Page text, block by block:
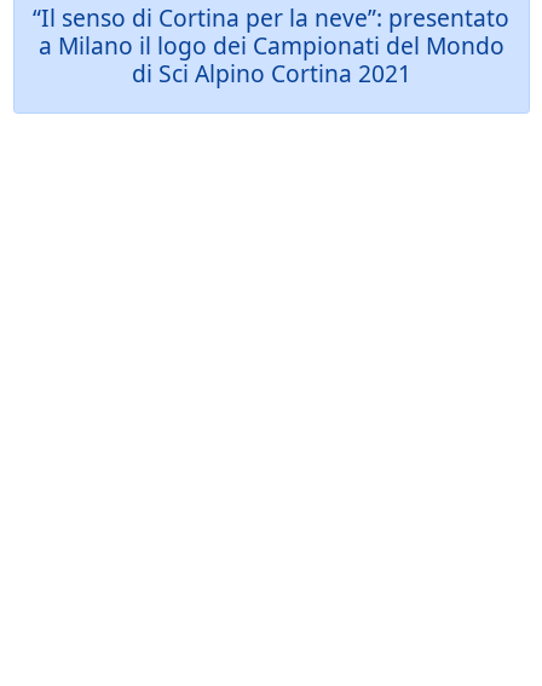
“Il senso di Cortina per la neve”: presentato
a Milano il logo dei Campionati del Mondo
di Sci Alpino Cortina 2021